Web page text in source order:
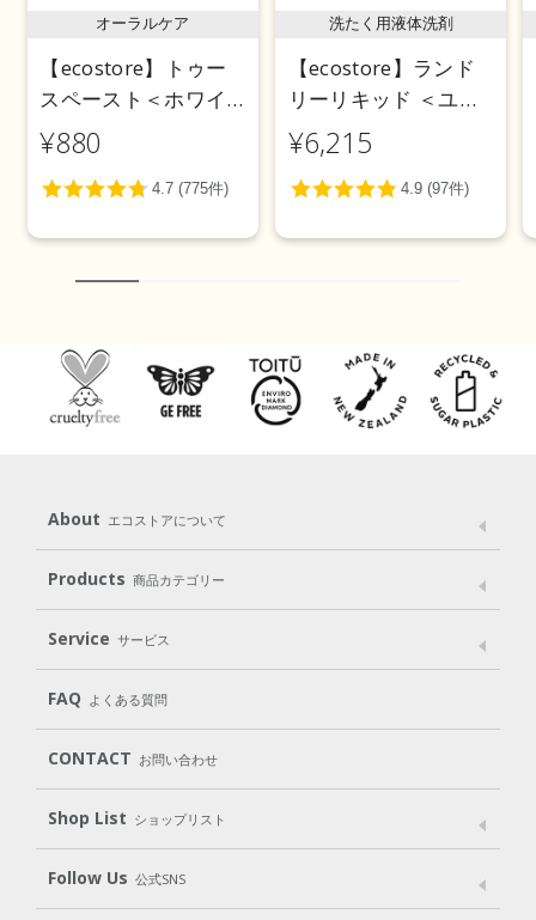
オーラルケア
【ecostore】トゥー
スペースト＜ホワイ
トニング＞ 100g
¥880
洗たく用液体洗剤
【ecostore】ランド
リーリキッド ＜ユー
カリ＞ 5L
¥6,215
About エコストアについて
メッセージ ブランドストーリー
パッケージへのこだわり
動物実験をしない
Products 商品カテゴリー
Laundry
Cleaning Baby Kids
Body（ボディ） Hair（ヘア） Oral care（オーラルケア）
Goods （グッズ）
Gift set
Service サービス
User Guide
Subscription（定期便）
FAQ よくある質問
CONTACT お問い合わせ
Shop List ショップリスト
Shop List
Follow Us 公式SNS